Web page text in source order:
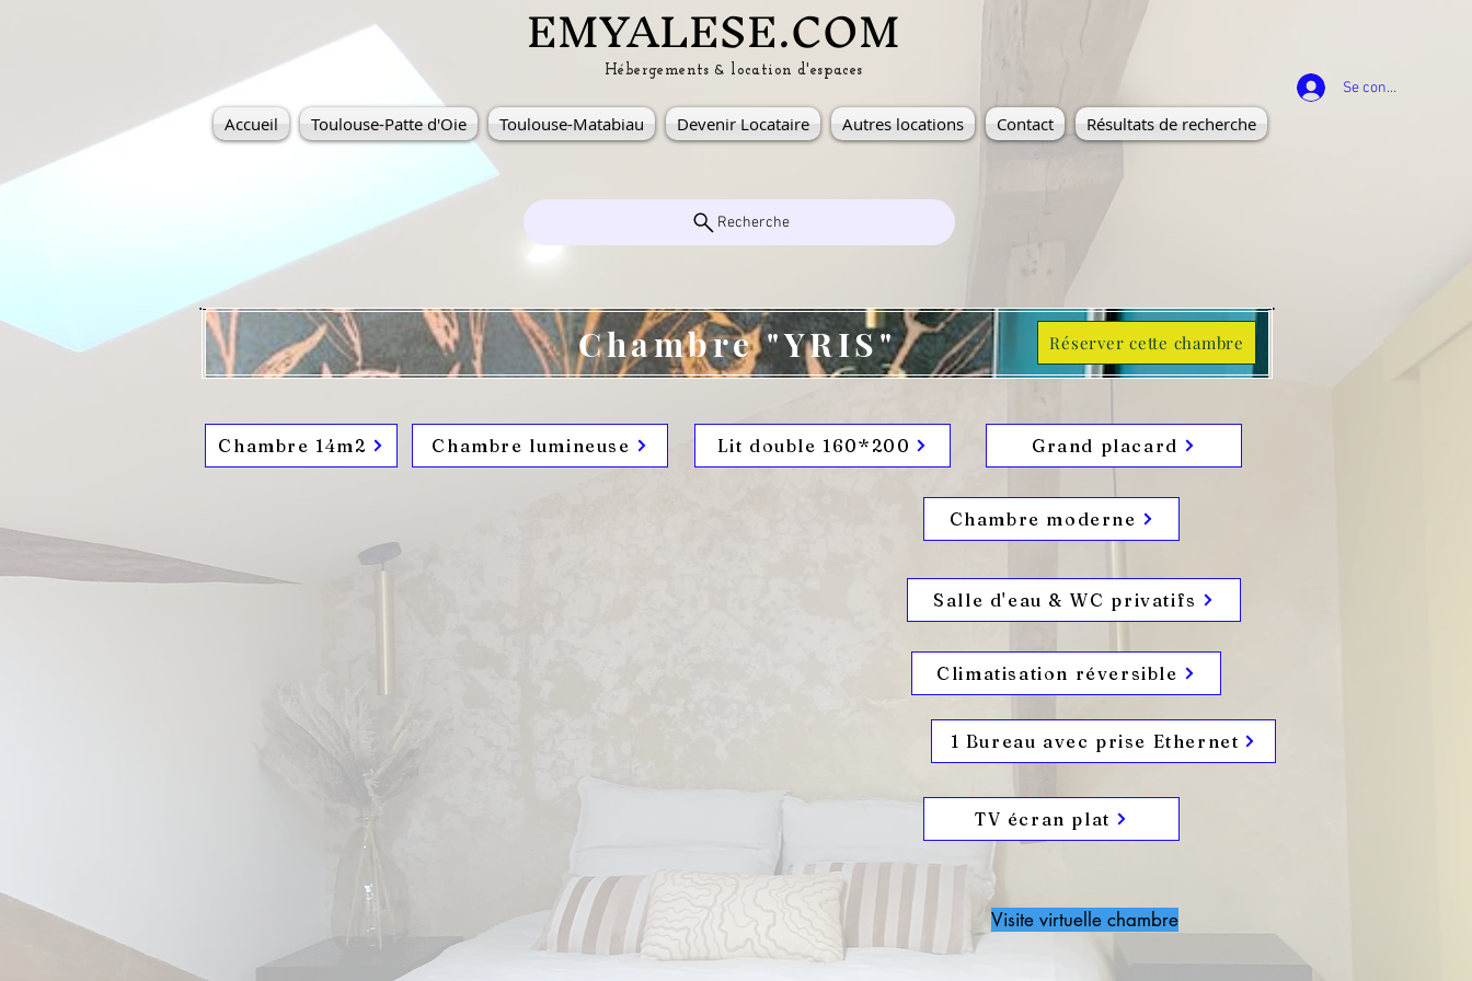
EMYALESE.COM
Hébergements& location d'espaces
Accueil Toulouse-Patte d'Oie Toulouse-Matabiau Devenir Locataire Autres locations Contact Résultats de recherche
Se connecter
Recherche
Chambre "YRIS" Réserver cette chambre
Chambre 14m2 Chambre lumineuse Lit double 160*200 Grand placard
Chambre moderne
Salle d'eau & WC privatifs
Climatisation réversible
1 Bureau avec prise Ethernet
TV écran plat
Visite virtuelle chambre